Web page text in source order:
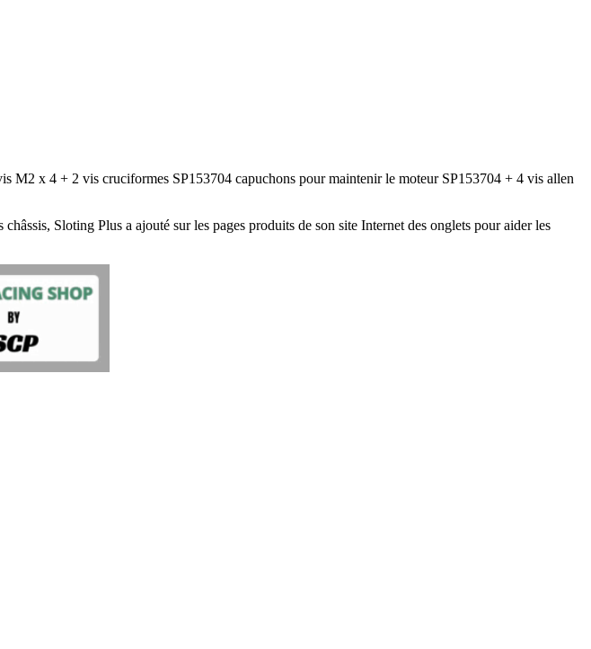
x 4 + 2 vis cruciformes SP153704 capuchons pour maintenir le moteur SP153704 + 4 vis allen
Sloting Plus a ajouté sur les pages produits de son site Internet des onglets pour aider les